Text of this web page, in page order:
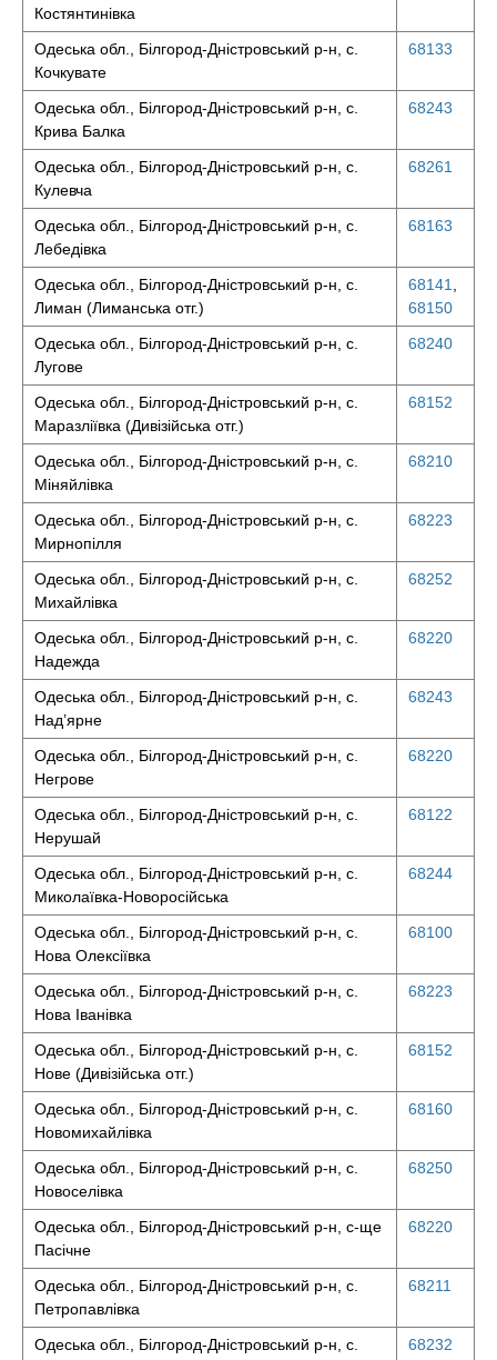
Костянтинівка
Одеська обл., Білгород-Дністровський р-н, с.
Кочкувате
68133
Одеська обл., Білгород-Дністровський р-н, с.
Крива Балка
68243
Одеська обл., Білгород-Дністровський р-н, с.
Кулевча
68261
Одеська обл., Білгород-Дністровський р-н, с.
Лебедівка
68163
Одеська обл., Білгород-Дністровський р-н, с.
Лиман (Лиманська отг.)
68141
68150
Одеська обл., Білгород-Дністровський р-н, с.
Лугове
68240
Одеська обл., Білгород-Дністровський р-н, с.
Маразліївка (Дивізійська отг.)
68152
Одеська обл., Білгород-Дністровський р-н, с.
Міняйлівка
68210
Одеська обл., Білгород-Дністровський р-н, с.
Мирнопілля
68223
Одеська обл., Білгород-Дністровський р-н, с.
Михайлівка
68252
Одеська обл., Білгород-Дністровський р-н, с.
Надежда
68220
Одеська обл., Білгород-Дністровський р-н, с.
Над’ярне
68243
Одеська обл., Білгород-Дністровський р-н, с.
Негрове
68220
Одеська обл., Білгород-Дністровський р-н, с.
Нерушай
68122
Одеська обл., Білгород-Дністровський р-н, с.
Миколаївка-Новоросійська
68244
Одеська обл., Білгород-Дністровський р-н, с.
Нова Олексіївка
68100
Одеська обл., Білгород-Дністровський р-н, с.
Нова Іванівка
68223
Одеська обл., Білгород-Дністровський р-н, с.
Нове (Дивізійська отг.)
68152
Одеська обл., Білгород-Дністровський р-н, с.
Новомихайлівка
68160
Одеська обл., Білгород-Дністровський р-н, с.
Новоселівка
68250
Одеська обл., Білгород-Дністровський р-н, с-ще
Пасічне
68220
Одеська обл., Білгород-Дністровський р-н, с.
Петропавлівка
68211
Одеська обл., Білгород-Дністровський р-н, с.
68232